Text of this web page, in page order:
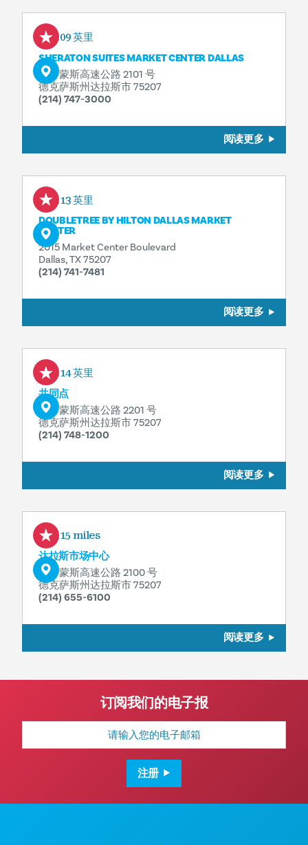
0.09 英里
SHERATON SUITES MARKET CENTER DALLAS
斯特蒙斯高速公路 2101 号
德克萨斯州达拉斯市 75207
(214) 747-3000
阅读更多
0.13 英里
DOUBLETREE BY HILTON DALLAS MARKET
CENTER
2015 Market Center Boulevard
Dallas, TX 75207
(214) 741-7481
阅读更多
0.14 英里
共同点
斯泰蒙斯高速公路 2201 号
德克萨斯州达拉斯市 75207
(214) 748-1200
阅读更多
0.15 miles
达拉斯市场中心
斯特蒙斯高速公路 2100 号
德克萨斯州达拉斯市 75207
(214) 655-6100
阅读更多
订阅我们的电子报
电
邮
注册